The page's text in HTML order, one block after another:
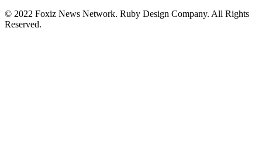
© 2022 Foxiz News Network. Ruby Design Company. All Rights
Reserved.